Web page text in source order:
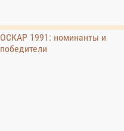
ОСКАР 1991: номинанты и
победители